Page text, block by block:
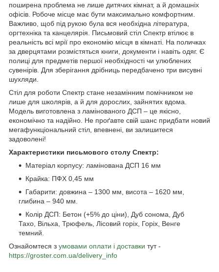
поширена проблема не лише дитячих кімнат, а й домашніх
офісів. Робоче місце має бути максимально комфортним.
Важливо, щоб під рукою була вся необхідна література,
оргтехніка та канцелярія.
Письмовий стіл Спектр втілює в
реальність всі мрії про економію місця в кімнаті. На поличках
за дверцятами розмістяться книги, документи і навіть одяг. Є
полиці для предметів першої необхідності чи улюблених
сувенірів. Для зберігання дрібниць передбачено три висувні
шухляди.
Стіл для роботи Спектр стане незамінним помічником не
лише для школярів, а й для дорослих, зайнятих вдома.
Модель виготовлена з ламінованого ДСП – це якісно,
економічно та надійно. Не проґавте свій шанс придбати новий
мегафункціональний стіл, впевнені, ви залишитеся
задоволені!
Характеристики письмового столу Спектр:
Матеріал корпусу: ламінована ДСП 16 мм
Крайка: ПФХ 0,45 мм
Габарити: довжина – 1300 мм, висота – 1620 мм,
глибина – 940 мм.
Колір ДСП: Бетон (+5% до ціни), Дуб сонома, Дуб
Тахо, Вільха, Трюфель, Лісовий горіх, Горіх, Венге
темний.
Ознайомтеся з умовами оплати і доставки тут -
https://groster.com.ua/delivery_info